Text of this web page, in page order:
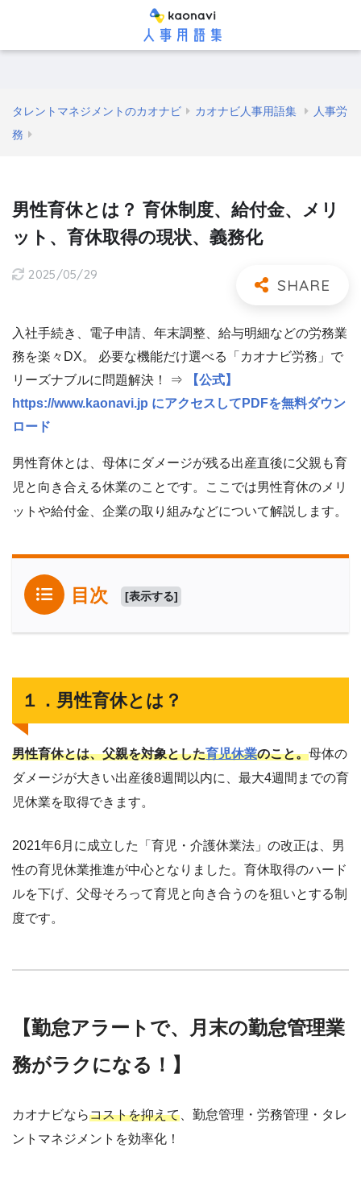
タレントマネジメントのカオナビ カオナビ人事用語集
人事労
務
男性育休とは？ 育休制度、給付金、メリ
ット、育休取得の現状、義務化
2025/05/29
入社手続き、電子申請、年末調整、給与明細などの労務業
務を楽々DX。 必要な機能だけ選べる「カオナビ労務」で
リーズナブルに問題解決！ ⇒
【公式】
https://www.kaonavi.jp にアクセスしてPDFを無料ダウン
ロード
男性育休とは、母体にダメージが残る出産直後に父親も育
児と向き合える休業のことです。ここでは男性育休のメリ
ットや給付金、企業の取り組みなどについて解説します。
目次 [表示する]
１．男性育休とは？
男性育休とは、父親を対象とした育児休業のこと。母体の
ダメージが大きい出産後8週間以内に、最大4週間までの育
児休業を取得できます。
2021年6月に成立した「育児・介護休業法」の改正は、男
性の育児休業推進が中心となりました。育休取得のハード
ルを下げ、父母そろって育児と向き合うのを狙いとする制
度です。
【勤怠アラートで、月末の勤怠管理業
務がラクになる！】
カオナビならコストを抑えて 、勤怠管理・労務管理・タレ
ントマネジメントを効率化！